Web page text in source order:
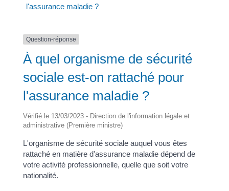
l'assurance maladie ?
Question-réponse
À quel organisme de sécurité
sociale est-on rattaché pour
l'assurance maladie ?
Vérifié le 13/03/2023 - Direction de l'information légale et
administrative (Première ministre)
L'organisme de sécurité sociale auquel vous êtes
rattaché en matière d'assurance maladie dépend de
votre activité professionnelle, quelle que soit votre
nationalité.